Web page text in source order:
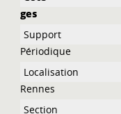
ges
Périodique
Rennes